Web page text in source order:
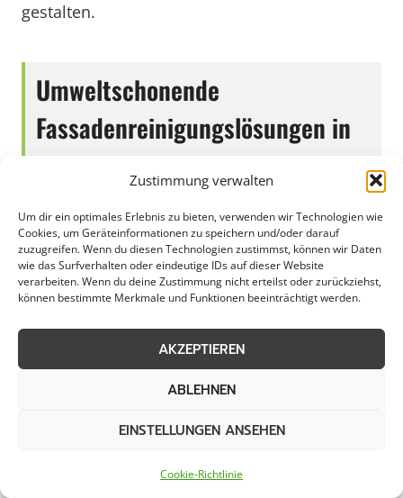
Zustimmung verwalten
Um dir ein optimales Erlebnis zu bieten, verwenden wir Technologien wie
Cookies, um Geräteinformationen zu speichern und/oder darauf
zuzugreifen. Wenn du diesen Technologien zustimmst, können wir Daten
wie das Surfverhalten oder eindeutige IDs auf dieser Website
verarbeiten. Wenn du deine Zustimmung nicht erteilst oder zurückziehst,
können bestimmte Merkmale und Funktionen beeinträchtigt werden.
AKZEPTIEREN
ABLEHNEN
EINSTELLUNGEN ANSEHEN
Cookie-Richtlinie
gestalten.
Umweltschonende
Fassadenreinigungslösungen in
Bad Harzburg und Umgebung
Die Fassadenreinigung in Bad Harzburg erfreut
sich großer Beliebtheit bei Gewerbetreibenden,
Kommunen, Städten und privaten Haushalten.
können Gebäudefassaden effektiv gereinigt
und von Schmutzpartikeln befreit werden. Die
malerische Kulisse von Bad Harzburg mit
seinen historischen Gebäuden und modernen
den optischen Charme zu bewahren.